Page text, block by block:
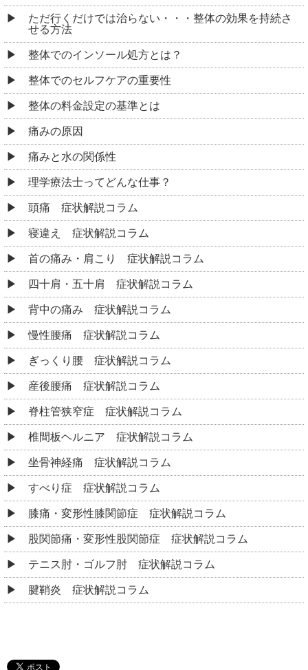
ただ行くだけでは治らない・・・整体の効果を持続さ
せる方法
整体でのインソール処方とは？
整体でのセルフケアの重要性
整体の料金設定の基準とは
痛みの原因
痛みと水の関係性
理学療法士ってどんな仕事？
頭痛 症状解説コラム
寝違え 症状解説コラム
首の痛み・肩こり 症状解説コラム
四十肩・五十肩 症状解説コラム
背中の痛み 症状解説コラム
慢性腰痛 症状解説コラム
ぎっくり腰 症状解説コラム
産後腰痛 症状解説コラム
脊柱管狭窄症 症状解説コラム
椎間板ヘルニア 症状解説コラム
坐骨神経痛 症状解説コラム
すべり症 症状解説コラム
膝痛・変形性膝関節症 症状解説コラム
股関節痛・変形性股関節症 症状解説コラム
テニス肘・ゴルフ肘 症状解説コラム
腱鞘炎 症状解説コラム